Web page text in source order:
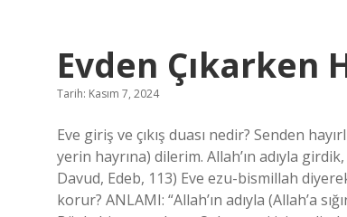
Evden Çıkarken
Tarih: Kasım 7, 2024
Eve giriş ve çıkış duası nedir? Senden
yerin hayrına) dilerim. Allah’ın adıyla
Davud, Edeb, 113) Eve ezu-bismillah
korur? ANLAMI: “Allah’ın adıyla (Allah’a